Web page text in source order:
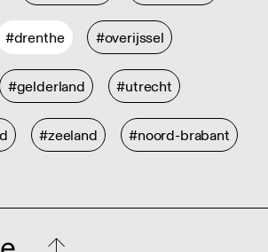
#drenthe #overijssel
#gelderland #utrecht
#zeeland #noord-brabant